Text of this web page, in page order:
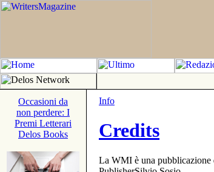
Occasioni da
non perdere: I
Premi Letterari
Delos Books
Info
Credits
La WMI è una